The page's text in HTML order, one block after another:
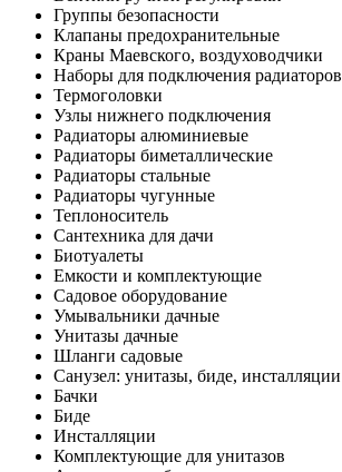
Группы безопасности
Клапаны предохранительные
Краны Маевского, воздуховодчики
Наборы для подключения радиаторов
Термоголовки
Узлы нижнего подключения
Радиаторы алюминиевые
Радиаторы биметаллические
Радиаторы стальные
Радиаторы чугунные
Теплоноситель
Сантехника для дачи
Биотуалеты
Емкости и комплектующие
Садовое оборудование
Умывальники дачные
Унитазы дачные
Шланги садовые
Санузел: унитазы, биде, инсталляции
Бачки
Биде
Инсталляции
Комплектующие для унитазов